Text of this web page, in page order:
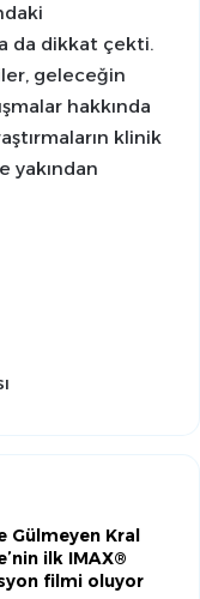
da dikkat çekti.
geleceğin
hakkında
klinik
yakından
Gülmeyen Kral
ilk IMAX®
filmi oluyor